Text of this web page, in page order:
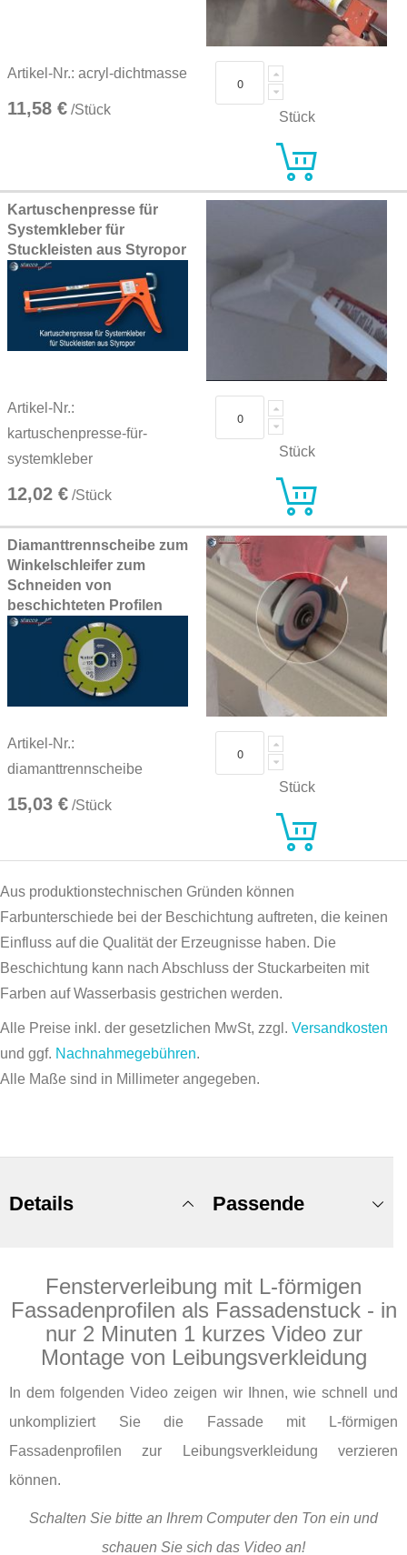
Artikel-Nr.: acryl-dichtmasse
11,58 € /Stück Stück
Kartuschenpresse für
Systemkleber für
Stuckleisten aus Styropor
Artikel-Nr.:
kartuschenpresse-für-
systemkleber
12,02 € /Stück
Stück
Diamanttrennscheibe zum
Winkelschleifer zum
Schneiden von
beschichteten Profilen
Artikel-Nr.:
diamanttrennscheibe
15,03 € /Stück
Stück
Aus produktionstechnischen Gründen können
Farbunterschiede bei der Beschichtung auftreten, die keinen
Einfluss auf die Qualität der Erzeugnisse haben. Die
Beschichtung kann nach Abschluss der Stuckarbeiten mit
Farben auf Wasserbasis gestrichen werden.
Alle Preise inkl. der gesetzlichen MwSt, zzgl. Versandkosten
und ggf. Nachnahmegebühren.
Alle Maße sind in Millimeter angegeben.
Details
Fensterverleibung mit L-förmigen
Fassadenprofilen als Fassadenstuck - in
nur 2 Minuten 1 kurzes Video zur
Montage von Leibungsverkleidung
In dem folgenden Video zeigen wir Ihnen, wie schnell und
unkompliziert Sie die Fassade mit L-förmigen
Fassadenprofilen zur Leibungsverkleidung verzieren
können.
Schalten Sie bitte an Ihrem Computer den Ton ein und
schauen Sie sich das Video an!
Passende
Produkte